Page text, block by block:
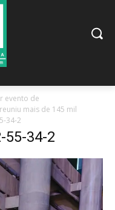
evento de
mais de 145 mil
34-2
55-34-2